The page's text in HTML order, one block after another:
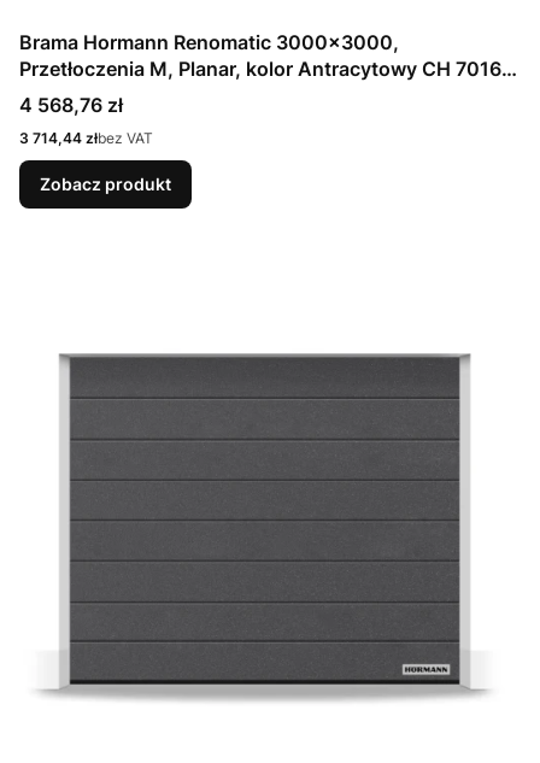
Brama Hormann Renomatic 3000x3000,
Przetłoczenia M, Planar, kolor Antracytowy CH 7016
Matt deluxe + Prowadzenie N
Cena
4 568,76 zł
Cena
3 714,44 złbez VAT
Zobacz produkt